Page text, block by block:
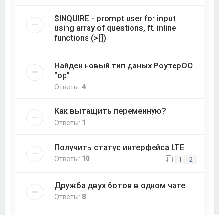
$INQUIRE - prompt user for input
using array of questions, ft. inline
functions (>[])
Найден новый тип даных РоутерОС
"op"
Ответы:4
Как вытащить переменную?
Ответы: 1
Получить статус интерфейса LTE
Ответы: 10 1 2
Дружба двух ботов в одном чате
Ответы: 8